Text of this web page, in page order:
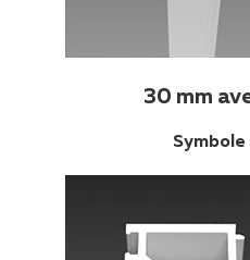
30 mm
Symbole